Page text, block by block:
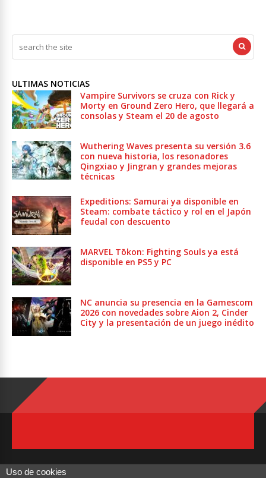
ULTIMAS NOTICIAS
Vampire Survivors se cruza con Rick y
Morty en Ground Zero Hero, que llegará a
consolas y Steam el 20 de agosto
Wuthering Waves presenta su versión 3.6
con nueva historia, los resonadores
Qingxiao y Jingran y grandes mejoras
técnicas
Expeditions: Samurai ya disponible en
Steam: combate táctico y rol en el Japón
feudal con descuento
MARVEL Tōkon: Fighting Souls ya está
disponible en PS5 y PC
NC anuncia su presencia en la Gamescom
2026 con novedades sobre Aion 2, Cinder
City y la presentación de un juego inédito
Uso de cookies